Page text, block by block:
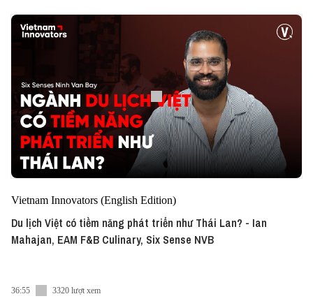
Vietnam Innovators (English Edition)
Du lịch Việt có tiềm năng phát triển như Thái Lan? - Ian
Mahajan, EAM F&B Culinary, Six Sense NVB
36:55 3320 lượt xem